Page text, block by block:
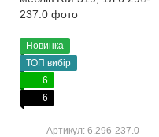
Новинка
ТОП вибір
6
6
Артикул: 6.296-237.0